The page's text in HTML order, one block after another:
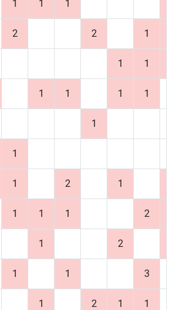
1 1 1
2 2 1
1 1
1 1 1 1
1
1
1 2 1
1 1 1 2
1 2
1 1 3
1 2 1 1